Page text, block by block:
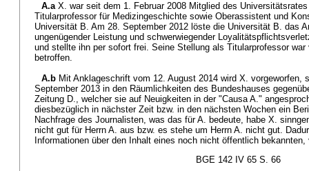
A.a X. war seit dem 1. Februar 2008 Mitglied des
Titularprofessor für Medizingeschichte sowie Oberassistent und
Universität B. Am 28. September 2012 löste die Universität B. das
ungenügender Leistung und schwerwiegender
und stellte ihn per sofort frei. Seine Stellung als Titularprofessor war
betroffen.
A.b Mit Anklageschrift vom 12. August 2014 wird X. vorgeworfen,
September 2013 in den Räumlichkeiten des Bundeshauses
Zeitung D., welcher sie auf Neuigkeiten in der "Causa A."
diesbezüglich in nächster Zeit bzw. in den nächsten Wochen ein
Nachfrage des Journalisten, was das für A. bedeute, habe X.
nicht gut für Herrn A. aus bzw. es stehe um Herrn A. nicht gut.
Informationen über den Inhalt eines noch nicht öffentlich bekannten,
BGE 142 IV 65 S. 66